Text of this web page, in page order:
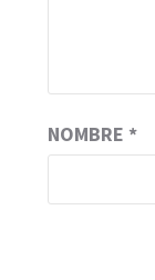
NOMBRE *